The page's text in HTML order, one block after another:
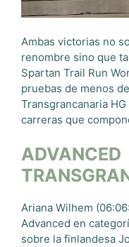
Ambas victorias no
renombre sino que
Spartan Trail Run
pruebas de menos
Transgrancanaria
carreras que
ADVANCED
Ariana Wilhem
Advanced en
sobre la finlandesa